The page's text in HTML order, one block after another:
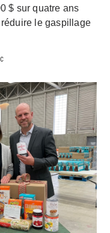
$ sur quatre ans
le gaspillage